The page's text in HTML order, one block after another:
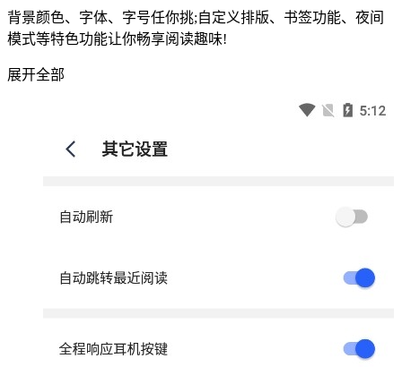
背景颜色、字体、字号任你挑;自定义排版、书签功能、夜间
模式等特色功能让你畅享阅读趣味!
展开全部